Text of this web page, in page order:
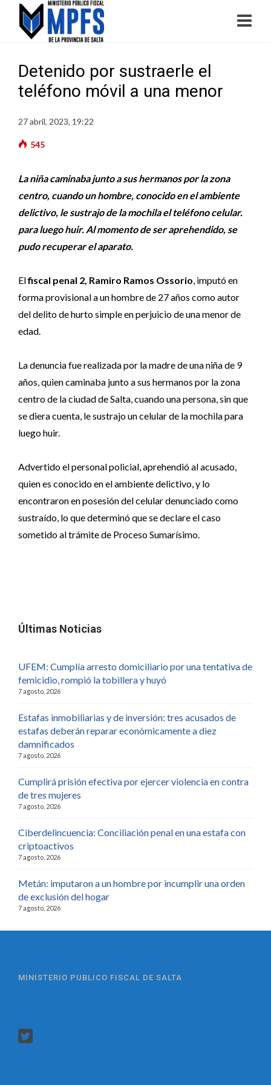
Detenido por sustraerle el
teléfono móvil a una menor
27 abril, 2023, 19:22
545
La niña caminaba junto a sus hermanos por la zona
centro, cuando un hombre, conocido en el ambiente
delictivo, le sustrajo de la mochila el teléfono celular.
para luego huir. Al momento de ser aprehendido, se
pudo recuperar el aparato.
Elfiscal penal 2, Ramiro Ramos Ossorio, imputó en
forma provisional a un hombre de 27 años como autor
del delito de hurto simple en perjuicio de una menor de
edad.
La denuncia fue realizada por la madre de una niña de 9
años, quien caminaba junto a sus hermanos por la zona
centro de la ciudad de Salta, cuando una persona, sin que
se diera cuenta, le sustrajo un celular de la mochila para
luego huir.
Advertido el personal policial, aprehendió al acusado,
quien es conocido en el ambiente delictivo, y lo
encontraron en posesión del celular denunciado como
sustraído, lo que determinó que se declare el caso
sometido al trámite de Proceso Sumarísimo.
Últimas Noticias
UFEM: Cumplía arresto domiciliario por una tentativa de
femicidio, rompió la tobillera y huyó
7 agosto, 2026
Estafas inmobiliarias y de inversión: tres acusados de
estafas deberán reparar económicamente a diez
damnificados
7 agosto, 2026
Cumplirá prisión efectiva por ejercer violencia en contra
de tres mujeres
7 agosto, 2026
Ciberdelincuencia: Conciliación penal en una estafa con
criptoactivos
7 agosto, 2026
Metán: imputaron a un hombre por incumplir una orden
de exclusión del hogar
7 agosto, 2026
MINISTERIO PUBLICO FISCAL DE SALTA